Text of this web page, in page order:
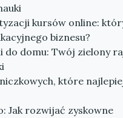
kursów online:
biznesu?
do domu: Twój zielony
które
Jak rozwijać zyskowne